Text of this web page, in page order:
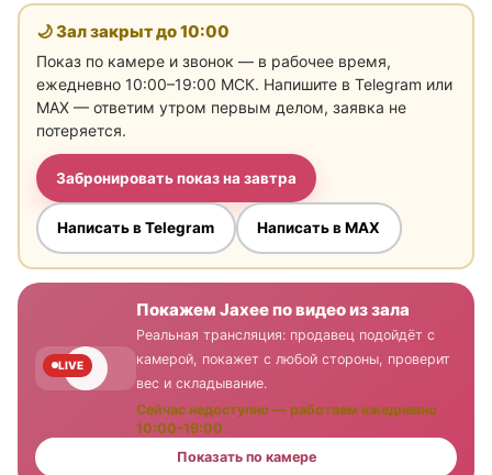
🌙 Зал закрыт до10:00
Показ по камере и звонок — в рабочее время,
ежедневно 10:00–19:00 МСК. Напишите в Telegram или
MAX — ответим утром первым делом, заявка не
потеряется.
Забронировать показ на завтра
Написать в Telegram Написать в MAX
LIVE
Покажем Jaxee по видео из зала
Реальная трансляция: продавец подойдёт с
камерой, покажет с любой стороны, проверит
вес и складывание.
Сейчас недоступно — работаем ежедневно
10:00–19:00
Показать по камере